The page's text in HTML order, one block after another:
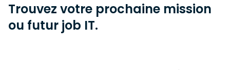
Trouvez votre prochaine mission
ou futur job IT.